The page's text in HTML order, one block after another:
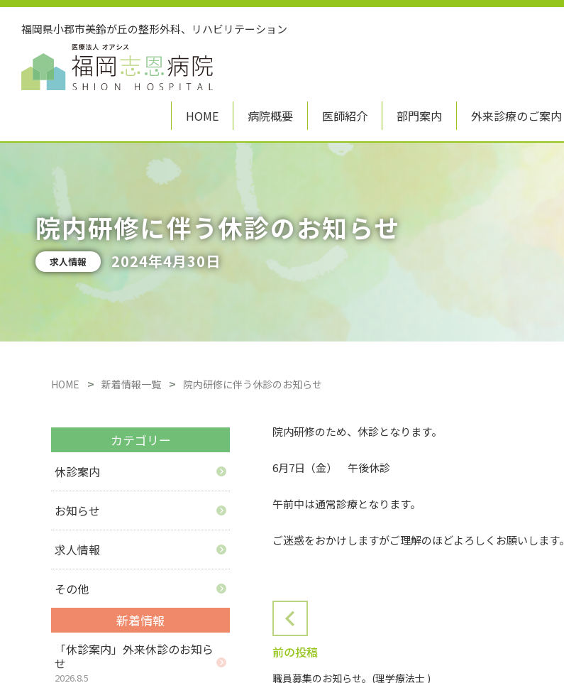
福岡県小郡市美鈴が丘の整形外科、リハビリテーション
HOME 病院概要 医師紹介 部門案内 外来診療のご案内
院内研修に伴う休診のお知らせ
求人情報 2024年4月30日
HOME 新着情報一覧 院内研修に伴う休診のお知らせ
院内研修のため、休診となります。
6月7日（金） 午後休診
午前中は通常診療となります。
ご迷惑をおかけしますがご理解のほどよろしくお願いします。
前の投稿
職員募集のお知らせ。(理学療法士 )
カテゴリー
休診案内
お知らせ
求人情報
その他
新着情報
「休診案内」外来休診のお知ら
せ
2026.8.5